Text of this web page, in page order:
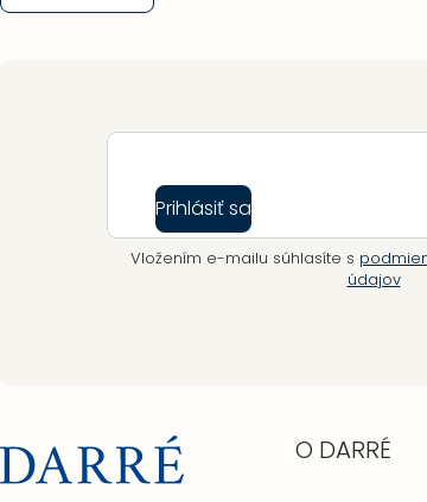
Prihlásiť sa
Vložením e-mailu súhlasíte s
údajov
O DARRÉ